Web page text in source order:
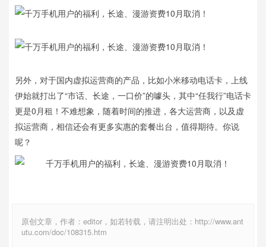
另外，对于国内虚拟运营商的产品，比如小米移动电话卡，上线
伊始就打出了“市话、长途，一口价”的噱头，其中“任我行”电话卡
更是0月租！不难想象，随着时间的推进，各大运营商，以及虚
拟运营商，相信还会有更多实惠的套餐出台，值得期待。你说
呢？
原创文章，作者：editor，如若转载，请注明出处：http://www.ant
utu.com/doc/108315.htm